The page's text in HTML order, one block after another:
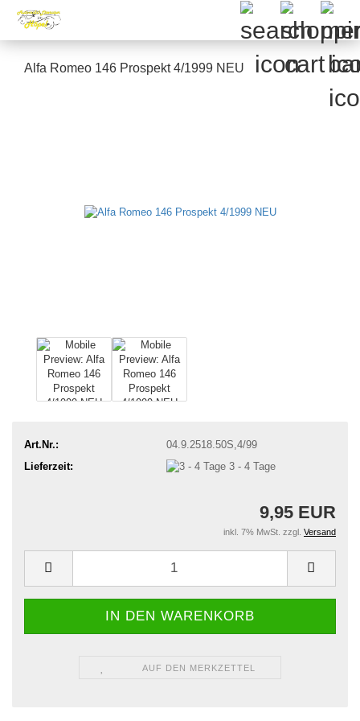
Alfa Romeo 146 Prospekt 4/1999 NEU
Art.Nr.:
04.9.2518.50S,4/99
Lieferzeit:
3 - 4 Tage
9,95 EUR
inkl. 7% MwSt. zzgl. Versand
AUF DEN MERKZETTEL